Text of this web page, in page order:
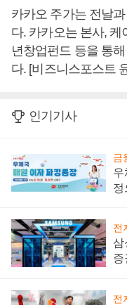
카카오 주가는 전날
다. 카카오는 본사,
년창업펀드 등을 통
다. [비즈니스포스트
인기기사
금
우
정
전
삼
증
전